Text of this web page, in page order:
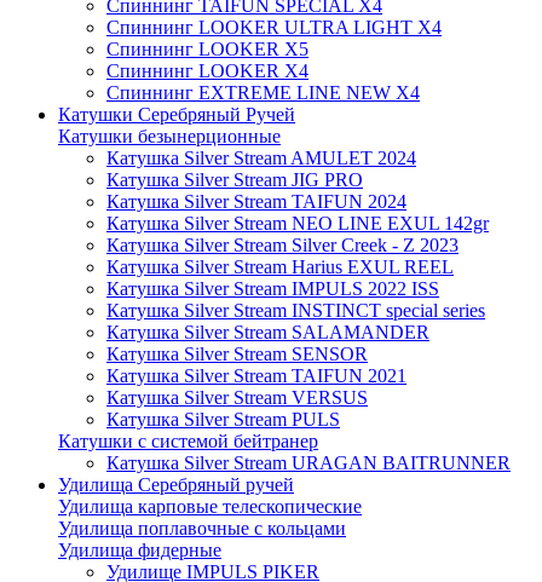
Спиннинг TAIFUN SPECIAL X4
Спиннинг LOOKER ULTRA LIGHT X4
Спиннинг LOOKER X5
Спиннинг LOOKER X4
Спиннинг EXTREME LINE NEW X4
Катушки Серебряный Ручей
Катушки безынерционные
Катушка Silver Stream AMULET 2024
Катушка Silver Stream JIG PRO
Катушка Silver Stream TAIFUN 2024
Катушка Silver Stream NEO LINE EXUL 142gr
Катушка Silver Stream Silver Creek - Z 2023
Катушка Silver Stream Harius EXUL REEL
Катушка Silver Stream IMPULS 2022 ISS
Катушка Silver Stream INSTINCT special series
Катушка Silver Stream SALAMANDER
Катушка Silver Stream SENSOR
Катушка Silver Stream TAIFUN 2021
Катушка Silver Stream VERSUS
Катушка Silver Stream PULS
Катушки с системой бейтранер
Катушка Silver Stream URAGAN BAITRUNNER
Удилища Серебряный ручей
Удилища карповые телескопические
Удилища поплавочные с кольцами
Удилища фидерные
Удилище IMPULS PIKER